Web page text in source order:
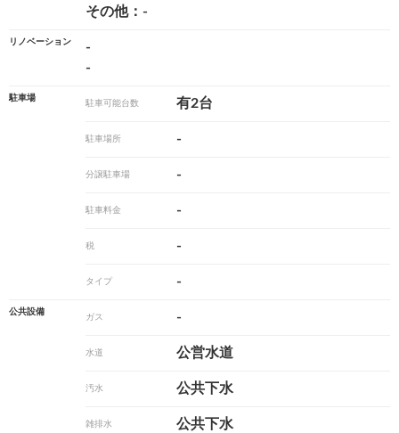
その他：-
リノベーション
-
-
駐車場
駐車可能台数 有2台
駐車場所 -
分譲駐車場 -
駐車料金 -
税 -
タイプ -
公共設備
ガス -
水道 公営水道
汚水 公共下水
雑排水 公共下水